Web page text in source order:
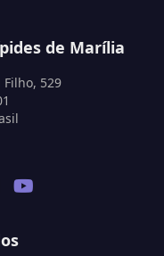
de Marília
529